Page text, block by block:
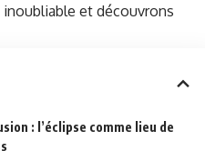
et découvrons
: l’éclipse comme lieu de